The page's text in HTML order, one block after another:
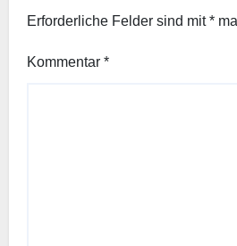
Erforderliche Felder sind mit*
Kommentar *